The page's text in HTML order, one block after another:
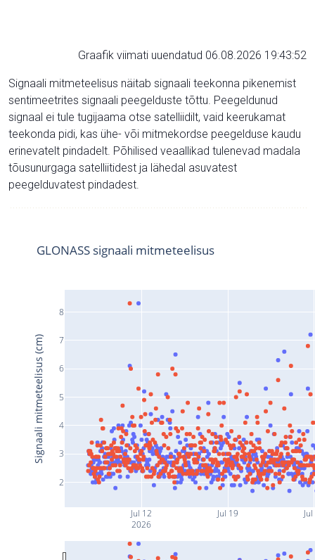
Graafik viimati uuendatud 06.08.2026 19:43:52
Signaali mitmeteelisus näitab signaali teekonna pikenemist
sentimeetrites signaali peegelduste tõttu. Peegeldunud
signaal ei tule tugijaama otse satelliidilt, vaid keerukamat
teekonda pidi, kas ühe- või mitmekordse peegelduse kaudu
erinevatelt pindadelt. Põhilised veaallikad tulenevad madala
tõusunurgaga satelliitidest ja lähedal asuvatest
peegelduvatest pindadest.
Jul 12
2026
Jul 19
2
3
4
5
6
7
8
GLONASS signaali mitmeteelisus
Signaali mitmeteelisus (cm)